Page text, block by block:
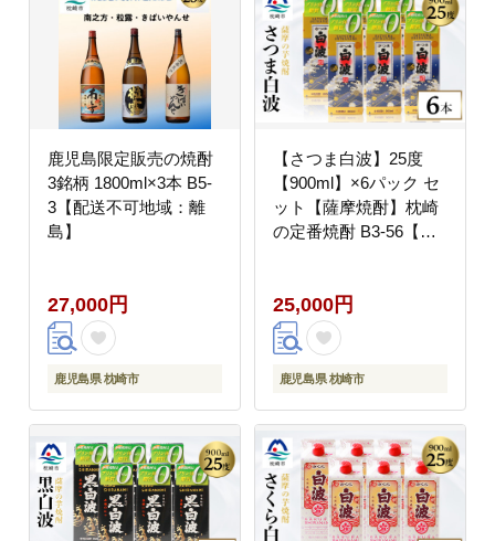
鹿児島限定販売の焼酎
3銘柄 1800ml×3本 B5-
3【配送不可地域：離
島】
27,000円
鹿児島県 枕崎市
【さつま白波】25度
【900ml】×6パック セ
ット【薩摩焼酎】枕崎
の定番焼酎 B3-56【配
25,000円
鹿児島県 枕崎市